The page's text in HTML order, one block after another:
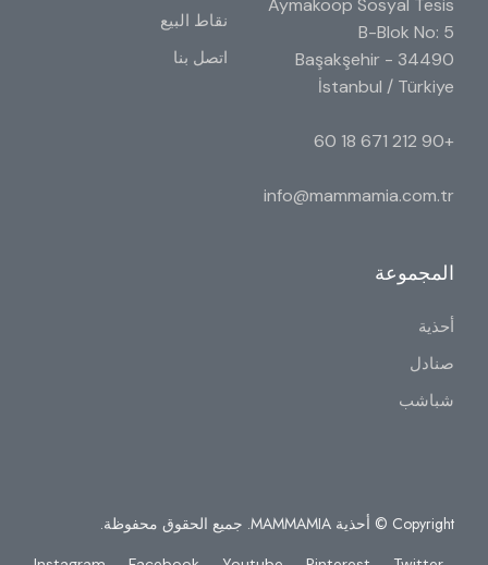
Aymakoop Sosyal Tesis
B-Blok No: 5
34490 Başakşehir -
İstanbul / Türkiye
+90 212 671 18 60
info@mammamia.com.tr
نقاط البيع
اتصل بنا
المجموعة
أحذية
صنادل
شباشب
Copyright © أحذية MAMMAMIA. جميع الحقوق محفوظة.